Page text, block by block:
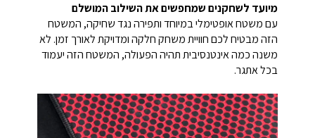
מיועד לשחקנים שמחפשים את השילוב המושלם
עם משטח אופטימלי במיוחד ותפירה נגד שחיקה, המשטח
הזה מבטיח לכם חוויית משחק חלקה ומדויקת לאורך זמן. לא
משנה כמה אינטנסיבית תהיה הפעולה, המשטח הזה יעמוד
בכל אתגר.